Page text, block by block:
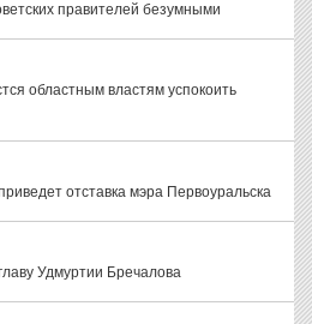
правителей безумными
областным властям успокоить
отставка мэра Первоуральска
Удмуртии Бречалова